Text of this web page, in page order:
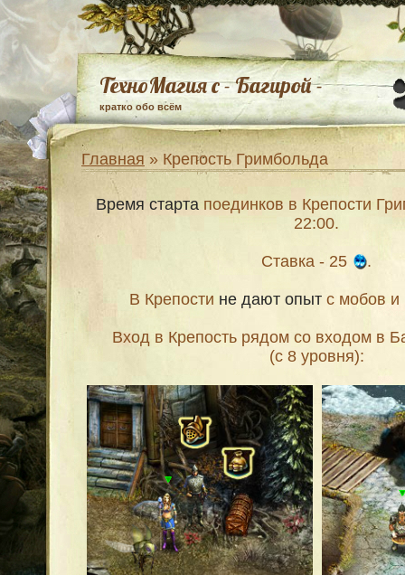
ТехноМагия с - Багирой -
кратко обо всём
Главная » Крепость Гримбольда
Время старта поединков в Крепости
22:00.
Ставка - 25 .
В Крепости не дают опыт с мобов и
Вход в Крепость рядом со входом в
(с 8 уровня):